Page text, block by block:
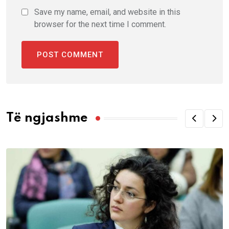
Save my name, email, and website in this
browser for the next time I comment.
Të ngjashme